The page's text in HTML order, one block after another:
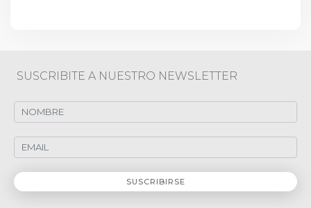
SUSCRIBITE A NUESTRO NEWSLETTER